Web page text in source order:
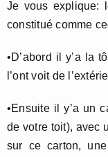
Je vous explique:
constitué comme
•D’abord il y’a la
l’ont voit de
•Ensuite il y’a un
de votre toit), avec
sur ce carton,